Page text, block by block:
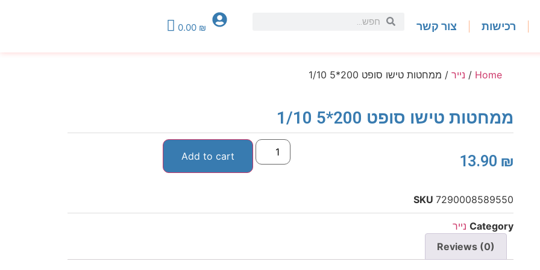
רכישות צור קשר 0.00 ₪
Home
/ נייר / ממחטות טישו סופט 200*5 1/10
ממחטות טישו סופט 200*5 1/10
13.90 ₪
Add to cart
SKU7290008589550
Category נייר
Reviews (0)